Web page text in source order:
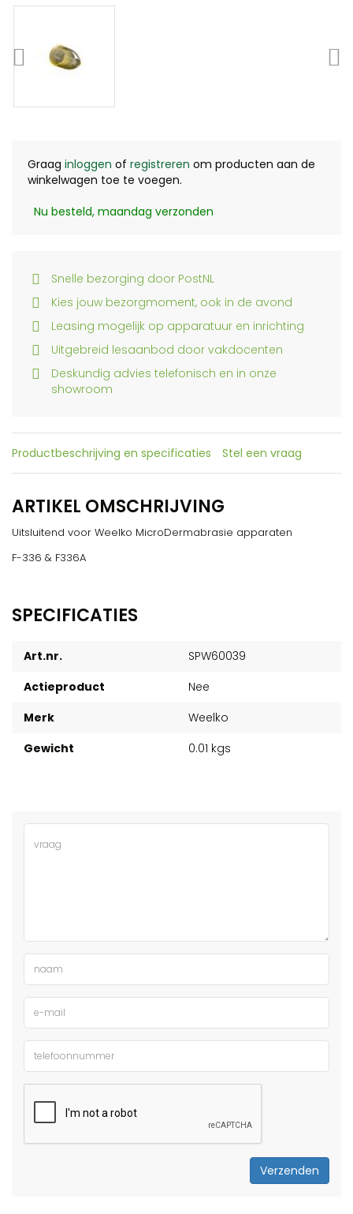
Graag inloggen of registreren om producten aan de
winkelwagen toe te voegen.
Nu besteld, maandag verzonden
Snelle bezorging door PostNL
Kies jouw bezorgmoment, ook in de avond
Leasing mogelijk op apparatuur en inrichting
Uitgebreid lesaanbod door vakdocenten
Deskundig advies telefonisch en in onze
showroom
Productbeschrijving en specificaties Stel een vraag
ARTIKEL OMSCHRIJVING
Uitsluitend voor Weelko MicroDermabrasie apparaten
F-336 & F336A
SPECIFICATIES
Art.nr.
SPW60039
Actieproduct
Nee
Merk
Weelko
Gewicht
0.01 kgs
Verzenden